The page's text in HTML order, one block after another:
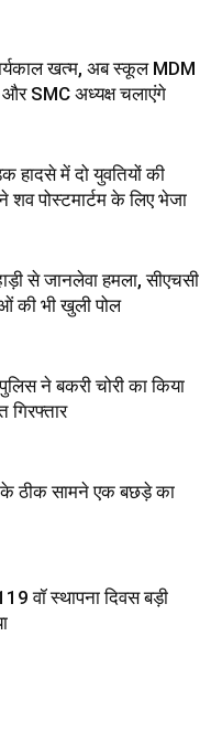
खत्म, अब स्कूल MDM
और SMC अध्यक्ष चलाएंगे
हादसे में दो युवतियों की
शव पोस्टमार्टम के लिए भेजा
से जानलेवा हमला, सीएचसी
की भी खुली पोल
ने बकरी चोरी का किया
के ठीक सामने एक बछड़े का
वॉ स्थापना दिवस बड़ी